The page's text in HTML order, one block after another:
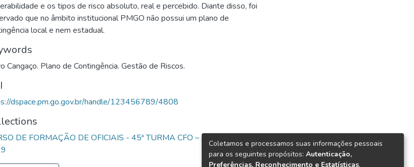
e os tipos de risco absoluto, real e percebido. Diante disso, foi
que no âmbito institucional PMGO não possui um plano de
local e nem estadual.
Cangaço. Plano de Contingência. Gestão de Riscos.
dspace.pm.go.gov.br/handle/123456789/4808
DE FORMAÇÃO DE OFICIAIS - 45ª TURMA CFO – ASPIRANTES -
Coletamos e processamos suas informações pessoais
para os seguintes propósitos: Autenticação,
Preferências, Reconhecimento e Estatísticas.